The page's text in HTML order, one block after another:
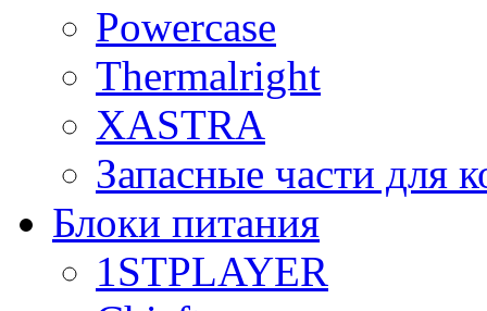
Powercase
Thermalright
XASTRA
Запасные части для
Блоки питания
1STPLAYER